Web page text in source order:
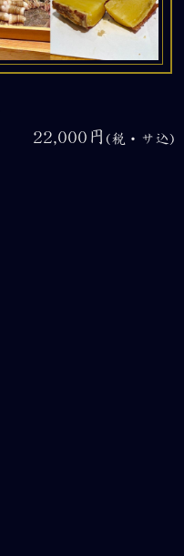
22,000円 (税・サ込)